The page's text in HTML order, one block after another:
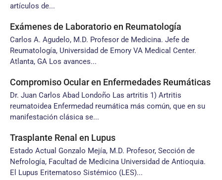
artículos de...
Exámenes de Laboratorio en Reumatología
Carlos A. Agudelo, M.D. Profesor de Medicina. Jefe de
Reumatología, Universidad de Emory VA Medical Center.
Atlanta, GA Los avances...
Compromiso Ocular en Enfermedades Reumáticas
Dr. Juan Carlos Abad Londoño Las artritis 1) Artritis
reumatoidea Enfermedad reumática más común, que en su
manifestación clásica se...
Trasplante Renal en Lupus
Estado Actual Gonzalo Mejía, M.D. Profesor, Sección de
Nefrología, Facultad de Medicina Universidad de Antioquia.
El Lupus Eritematoso Sistémico (LES)...